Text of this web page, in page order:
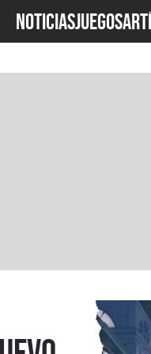
NOTICIASJUEGOS